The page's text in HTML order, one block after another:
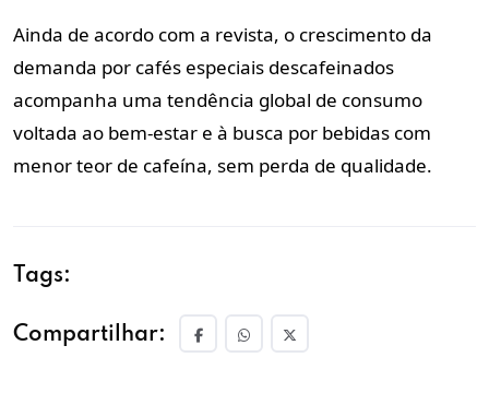
Ainda de acordo com a revista, o crescimento da
demanda por cafés especiais descafeinados
acompanha uma tendência global de consumo
voltada ao bem-estar e à busca por bebidas com
menor teor de cafeína, sem perda de qualidade.
Tags:
Compartilhar: